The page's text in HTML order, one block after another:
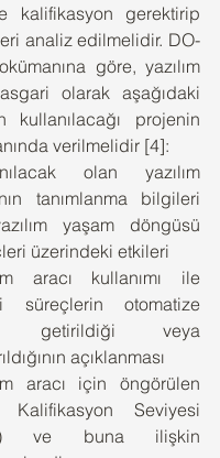
kalifikasyon gerektirip
analiz edilmelidir. DO-
göre, yazılım
olarak aşağıdaki
kullanılacağı projenin
verilmelidir [4]:
olan yazılım
tanımlanma bilgileri
yaşam döngüsü
üzerindeki etkileri
aracı kullanımı ile
süreçlerin otomatize
getirildiği veya
açıklanması
aracı için öngörülen
Kalifikasyon Seviyesi
ve buna ilişkin